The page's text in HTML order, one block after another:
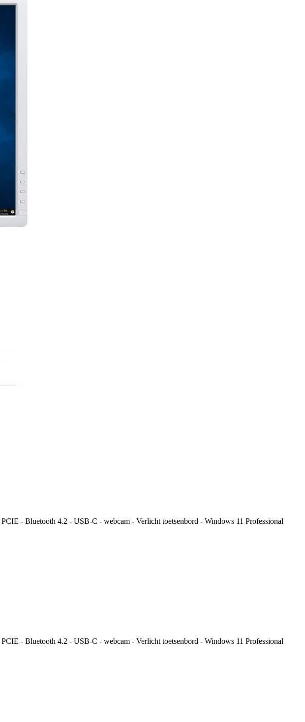
- Bluetooth 4.2 - USB-C - webcam - Verlicht toetsenbord - Windows 11 Professional
- Bluetooth 4.2 - USB-C - webcam - Verlicht toetsenbord - Windows 11 Professional